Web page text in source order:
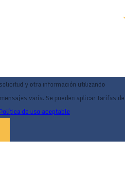
y otra información utilizando
varía. Se pueden aplicar tarifas de
Política de uso aceptable